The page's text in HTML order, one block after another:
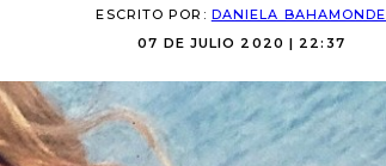
ESCRITO POR: DANIELA BAHAMONDE
07 DE JULIO 2020 | 22:37